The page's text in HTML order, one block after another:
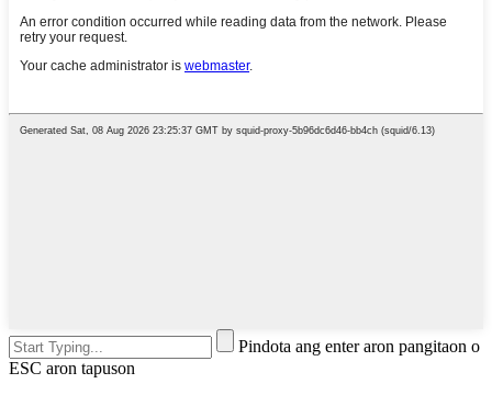
Pindota ang enter aron pangitaon o
ESC aron tapuson